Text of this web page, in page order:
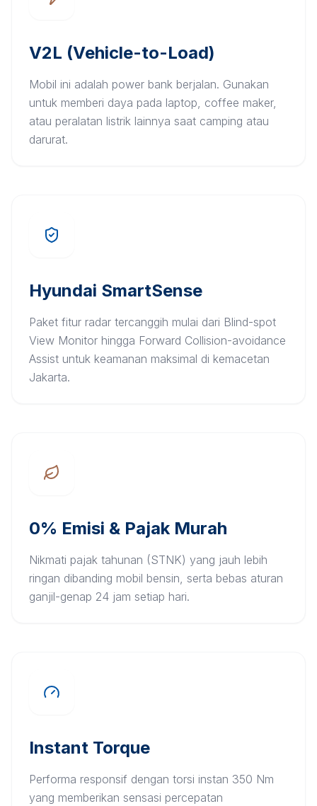
V2L (Vehicle-to-Load)
Mobil ini adalah power bank berjalan. Gunakan
untuk memberi daya pada laptop, coffee maker,
atau peralatan listrik lainnya saat camping atau
darurat.
Hyundai SmartSense
Paket fitur radar tercanggih mulai dari Blind-spot
View Monitor hingga Forward Collision-avoidance
Assist untuk keamanan maksimal di kemacetan
Jakarta.
0% Emisi & Pajak Murah
Nikmati pajak tahunan (STNK) yang jauh lebih
ringan dibanding mobil bensin, serta bebas aturan
ganjil-genap 24 jam setiap hari.
Instant Torque
Performa responsif dengan torsi instan 350 Nm
yang memberikan sensasi percepatan